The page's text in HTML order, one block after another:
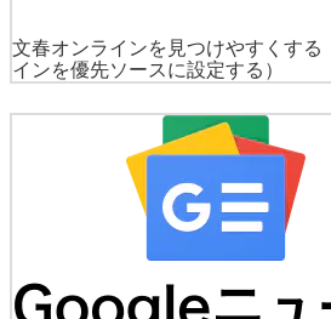
文春オンラインを見つけやすくする
インを優先ソースに設定する）